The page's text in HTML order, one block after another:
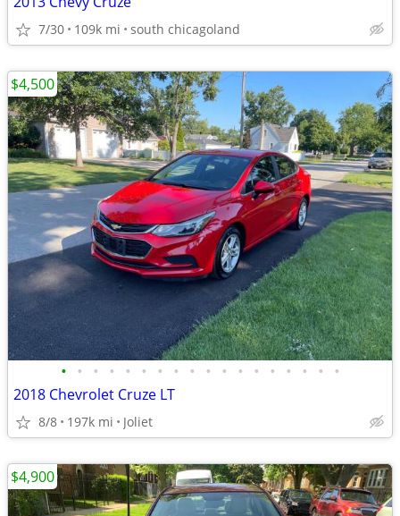
7/30 109k mi south chicagoland
• • • • • • • • • • • • • • • • • •
2018 Chevrolet Cruze LT
8/8 197k mi Joliet
$4,500
$4,900